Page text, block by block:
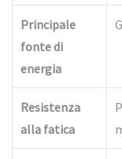
Principale
fonte di
energia
Resistenza
alla fatica